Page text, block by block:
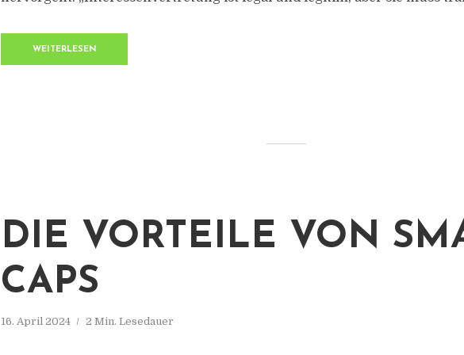
WEITERLESEN
DIE VORTEILE VON
CAPS
16. April 2024 2 Min. Lesedauer